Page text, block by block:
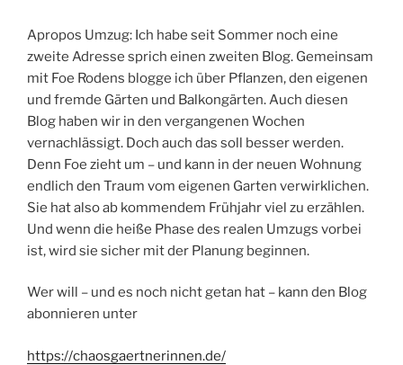
Apropos Umzug: Ich habe seit Sommer noch eine
zweite Adresse sprich einen zweiten Blog. Gemeinsam
mit Foe Rodens blogge ich über Pflanzen, den eigenen
und fremde Gärten und Balkongärten. Auch diesen
Blog haben wir in den vergangenen Wochen
vernachlässigt. Doch auch das soll besser werden.
Denn Foe zieht um – und kann in der neuen Wohnung
endlich den Traum vom eigenen Garten verwirklichen.
Sie hat also ab kommendem Frühjahr viel zu erzählen.
Und wenn die heiße Phase des realen Umzugs vorbei
ist, wird sie sicher mit der Planung beginnen.
Wer will – und es noch nicht getan hat – kann den Blog
abonnieren unter
https://chaosgaertnerinnen.de/